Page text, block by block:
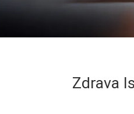
Zdrava